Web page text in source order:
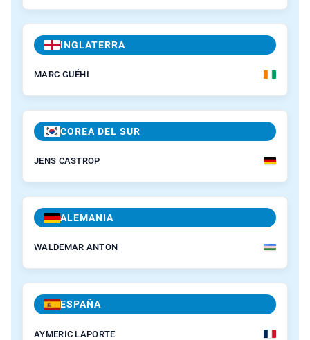
INGLATERRA
MARC GUÉHI
COREA DEL SUR
JENS CASTROP
ALEMANIA
WALDEMAR ANTON
ESPAÑA
AYMERIC LAPORTE